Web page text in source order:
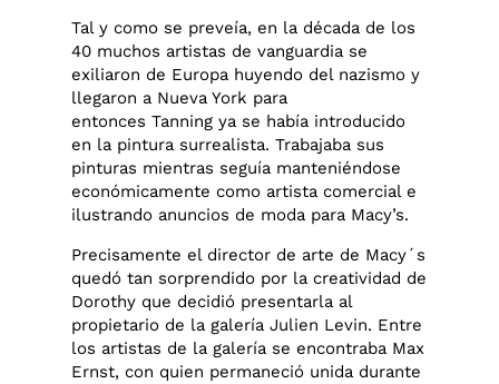
Tal y como se preveía, en la década de los
40 muchos artistas de vanguardia se
exiliaron de Europa huyendo del nazismo y
llegaron a Nueva York para
entonces Tanning ya se había introducido
en la pintura surrealista. Trabajaba sus
pinturas mientras seguía manteniéndose
económicamente como artista comercial e
ilustrando anuncios de moda para Macy’s.
Precisamente el director de arte de Macy´s
quedó tan sorprendido por la creatividad de
Dorothy que decidió presentarla al
propietario de la galería Julien Levin. Entre
los artistas de la galería se encontraba Max
Ernst, con quien permaneció unida durante